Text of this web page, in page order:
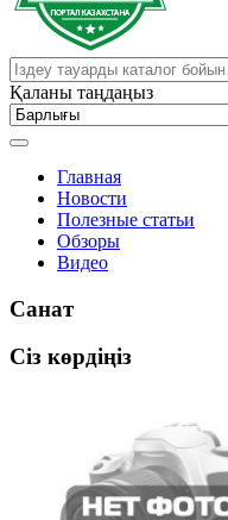
Қаланы таңдаңыз
Главная
Новости
Полезные статьи
Обзоры
Видео
Санат
Сіз көрдіңіз